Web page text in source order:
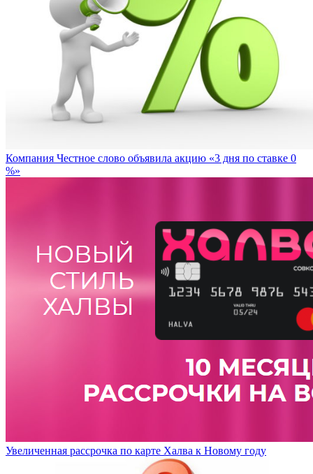
Компания Честное слово объявила акцию «3 дня по ставке 0
%»
Увеличенная рассрочка по карте Халва к Новому году